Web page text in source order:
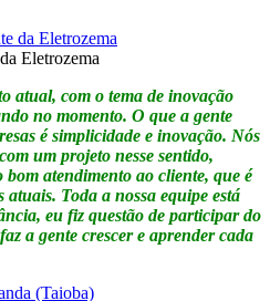
Eletrozema
atual, com o tema de inovação
no momento. O que a gente
é simplicidade e inovação. Nós
um projeto nesse sentido,
atendimento ao cliente, que é
Toda a nossa equipe está
eu fiz questão de participar do
a gente crescer e aprender cada